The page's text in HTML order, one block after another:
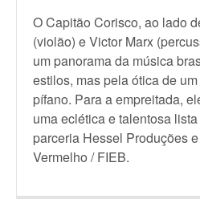
O Capitão Corisco, ao lado
(violão) e Victor Marx
um panorama da música
estilos, mas pela ótica de
pífano. Para a empreitada,
uma eclética e talentosa
parceria Hessel Produções
Vermelho / FIEB.